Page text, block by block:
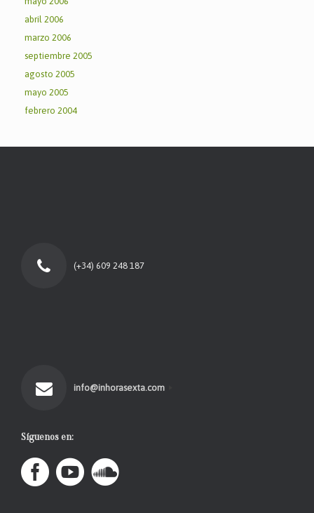
abril 2006
marzo 2006
septiembre 2005
agosto 2005
mayo 2005
febrero 2004
(+34) 609 248 187
info@inhorasexta.com
Síguenos en: